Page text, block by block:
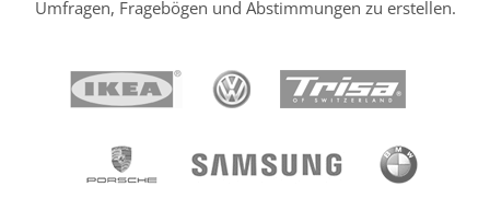
Umfragen, Fragebögen und Abstimmungen zu erstellen.